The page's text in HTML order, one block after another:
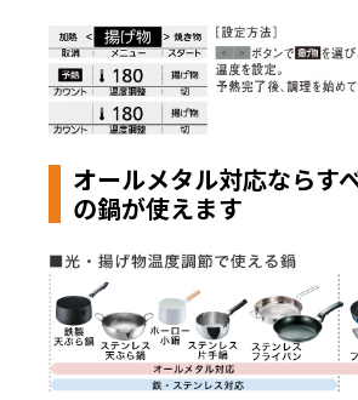
オールメタル対応ならす
の鍋が使えます